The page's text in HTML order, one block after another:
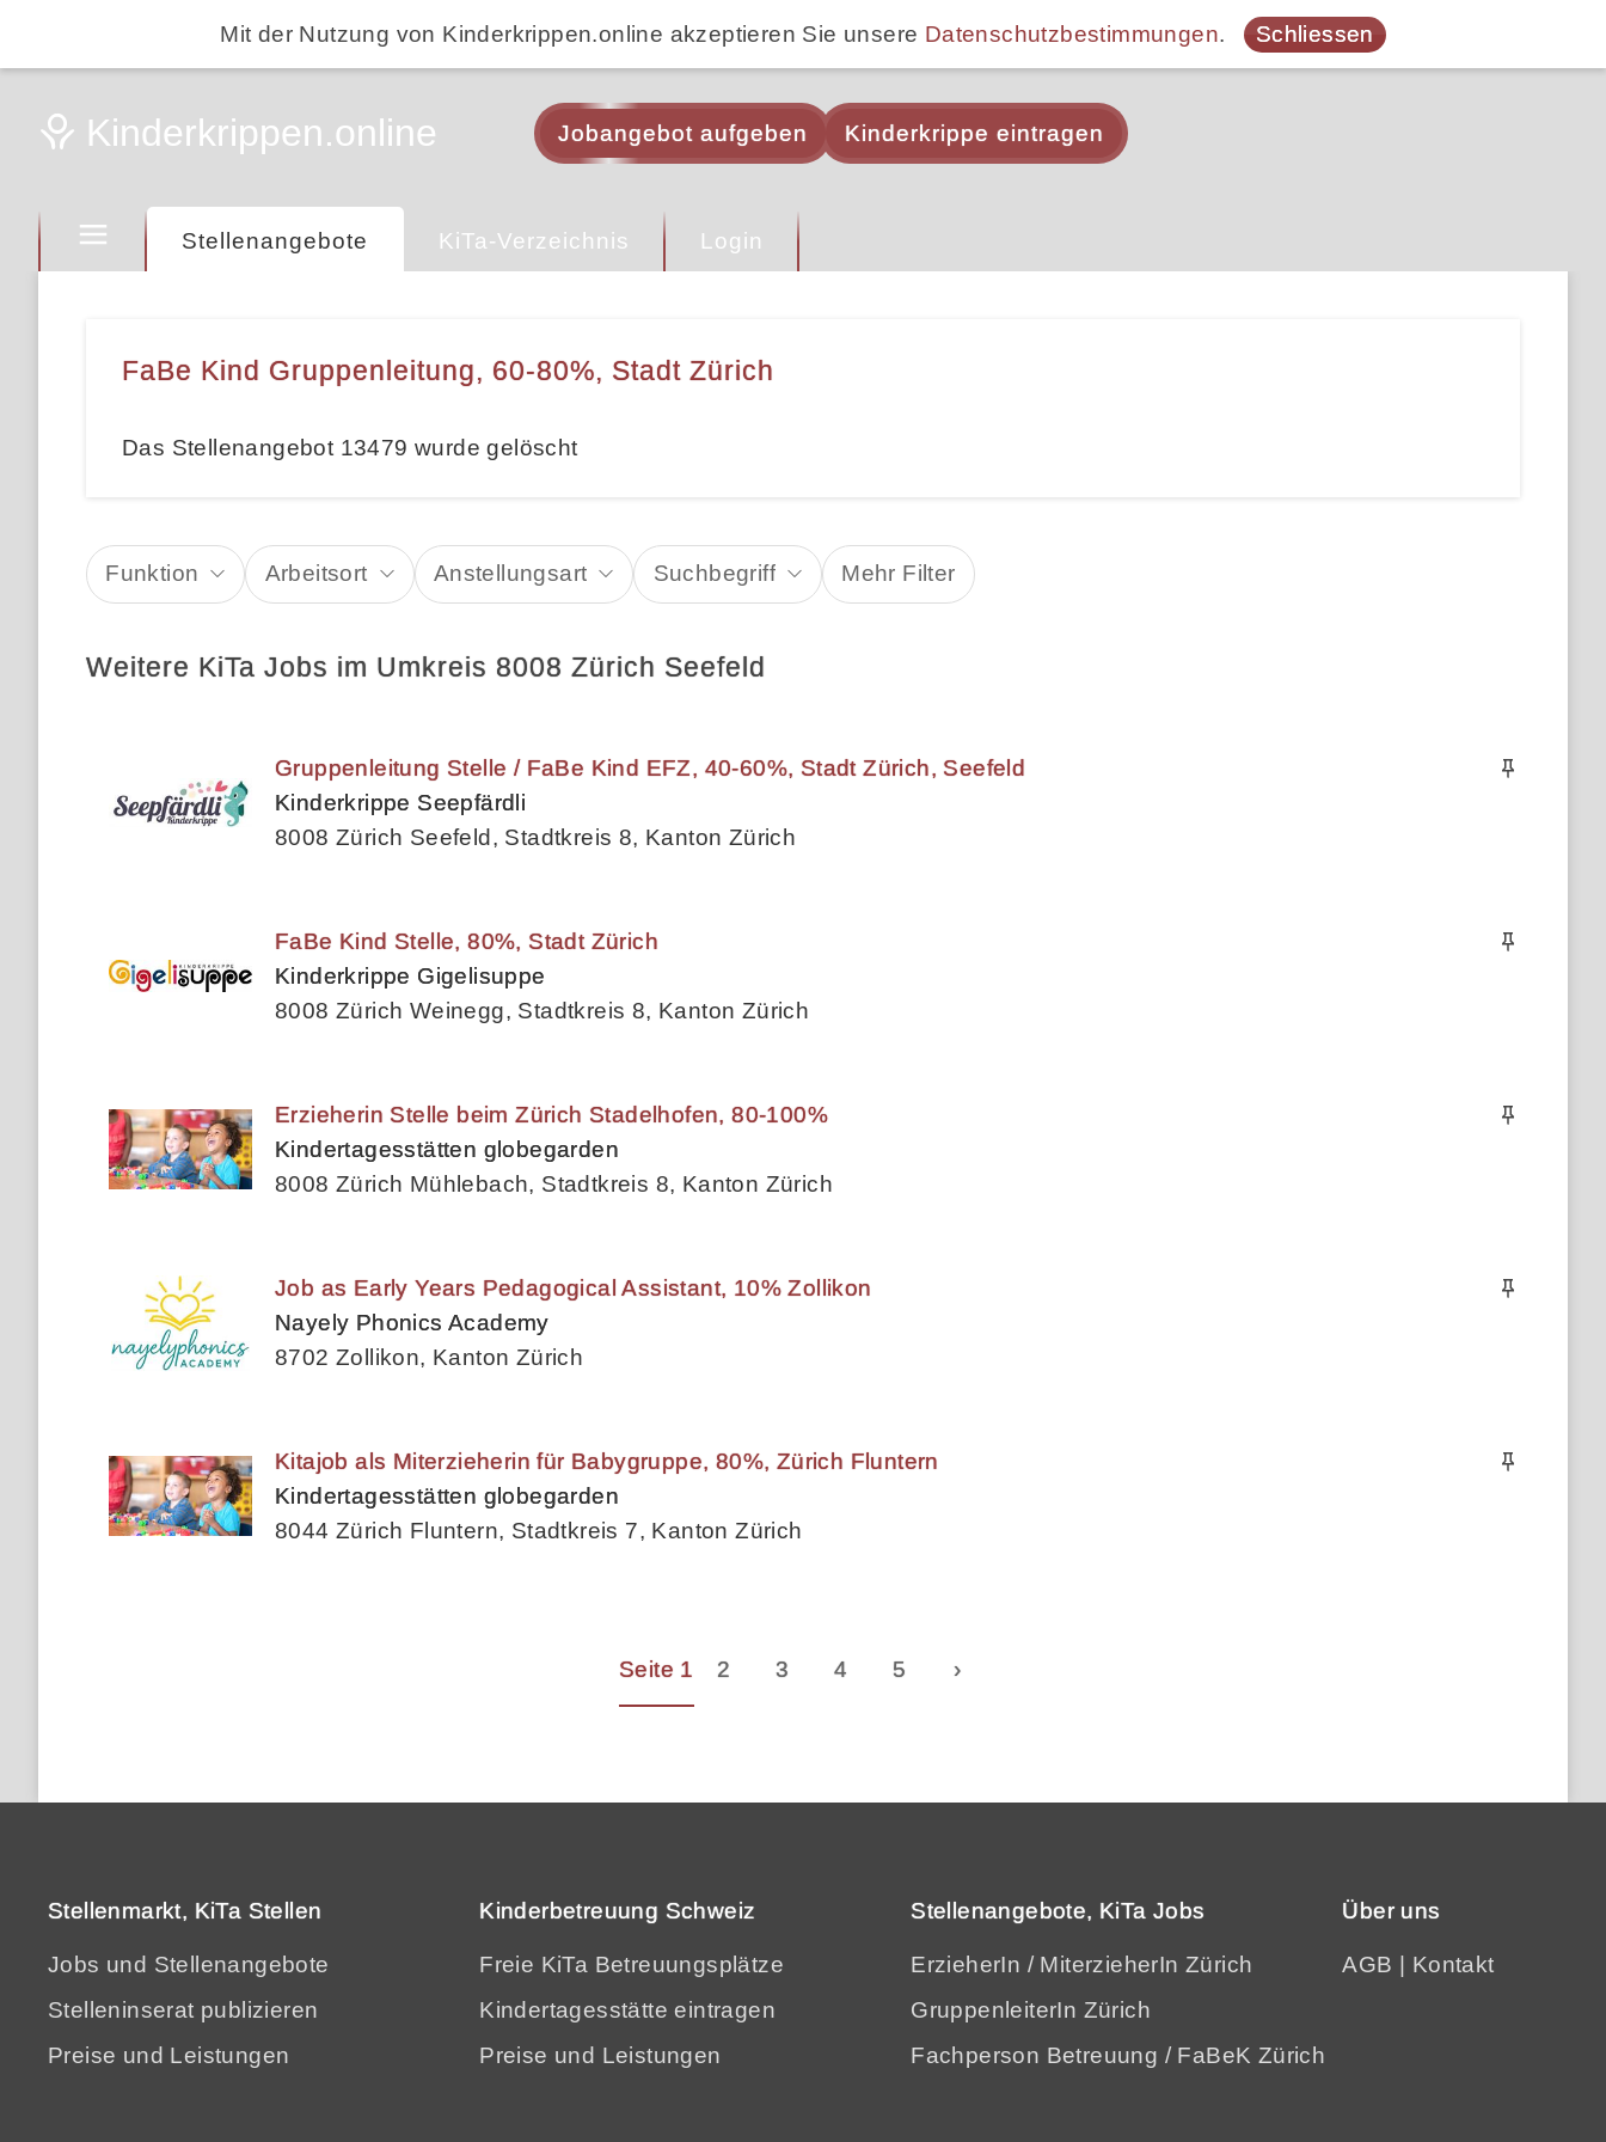
Mit der Nutzung von Kinderkrippen.online akzeptieren Sie unsere Datenschutzbestimmungen. Schliessen
Jobangebot aufgeben Kinderkrippe eintragen
Stellenangebote KiTa-Verzeichnis Login
FaBe Kind Gruppenleitung, 60-80%, Stadt Zürich
Das Stellenangebot 13479 wurde gelöscht
Funktion Arbeitsort Anstellungsart Suchbegriff Mehr Filter
Weitere KiTa Jobs im Umkreis 8008 Zürich Seefeld
Gruppenleitung Stelle / FaBe Kind EFZ, 40-60%, Stadt Zürich, Seefeld
Kinderkrippe Seepfärdli
8008 Zürich Seefeld, Stadtkreis 8, Kanton Zürich
FaBe Kind Stelle, 80%, Stadt Zürich
Kinderkrippe Gigelisuppe
8008 Zürich Weinegg, Stadtkreis 8, Kanton Zürich
Erzieherin Stelle beim Zürich Stadelhofen, 80-100%
Kindertagesstätten globegarden
8008 Zürich Mühlebach, Stadtkreis 8, Kanton Zürich
Job as Early Years Pedagogical Assistant, 10% Zollikon
Nayely Phonics Academy
8702 Zollikon, Kanton Zürich
Kitajob als Miterzieherin für Babygruppe, 80%, Zürich Fluntern
Kindertagesstätten globegarden
8044 Zürich Fluntern, Stadtkreis 7, Kanton Zürich
Seite 1 2 3 4 5 ›
Stellenmarkt, KiTa Stellen
Jobs und Stellenangebote
Stelleninserat publizieren
Preise und Leistungen
Kinderbetreuung Schweiz
Freie KiTa Betreuungsplätze
Kindertagesstätte eintragen
Preise und Leistungen
Stellenangebote, KiTa Jobs
ErzieherIn / MiterzieherIn Zürich
GruppenleiterIn Zürich
Fachperson Betreuung / FaBeK Zürich
Über uns
AGB | Kontakt